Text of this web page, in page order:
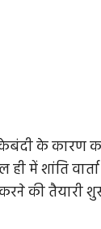
के कारण
में शांति
की तैयारी